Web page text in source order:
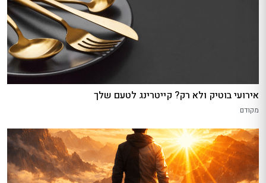
אירועי בוטיק ולא רק? קייטרינג לטעם שלך
מקודם